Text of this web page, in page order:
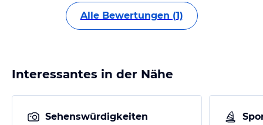
Alle Bewertungen (1)
Interessantes in der Nähe
Sehenswürdigkeiten